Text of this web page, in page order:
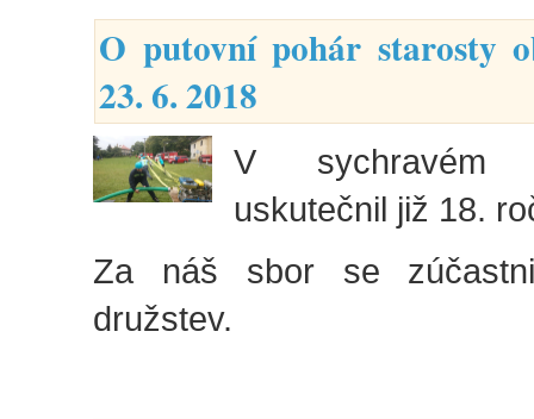
O putovní pohár starosty
23. 6. 2018
V
uskutečnil již 18.
Za náš sbor se
družstev.